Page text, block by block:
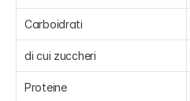
Carboidrati
di cui zuccheri
Proteine